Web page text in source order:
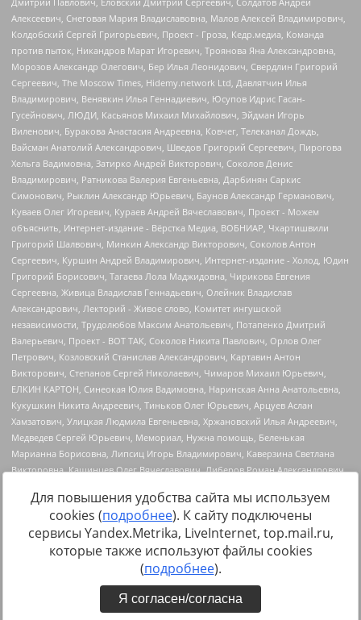
Источник:https://minjust.gov.ru/uploaded/files/reestr-
inostrannyih-agentov-22-03-2024.pdfданные на22.03.2024
Для повышения удобства сайта мы используем
cookies (подробнее). К сайту подключены
сервисы Yandex.Metrika, LiveInternet, top.mail.ru,
которые также используют файлы cookies
(подробнее).
Я согласен/согласна